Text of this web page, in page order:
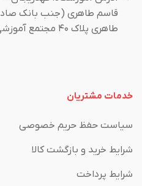
قاسم طاهری (جنب بانک
طاهری پلاک ۴۰ مجتمع آموزشی صداقت
خدمات مشتریان
سیاست حفظ حریم خصوصی
شرایط خرید و بازگشت کالا
شرایط پرداخت